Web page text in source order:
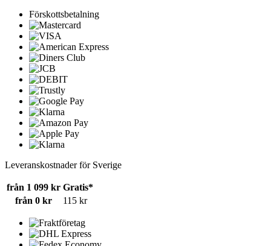
Förskottsbetalning
Leveranskostnader för Sverige
från 1 099 kr Gratis*
från 0 kr
115 kr